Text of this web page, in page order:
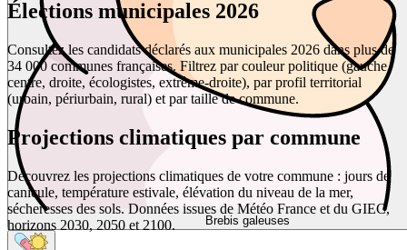
Brebis galeuses
Élections municipales 2026
Consultez les candidats déclarés aux municipales 2026 dans plus de
34 000 communes françaises. Filtrez par couleur politique (gauche,
centre, droite, écologistes, extrême-droite), par profil territorial
(urbain, périurbain, rural) et par taille de commune.
Projections climatiques par commune
Découvrez les projections climatiques de votre commune : jours de
canicule, température estivale, élévation du niveau de la mer,
sécheresses des sols. Données issues de Météo France et du GIEC,
horizons 2030, 2050 et 2100.